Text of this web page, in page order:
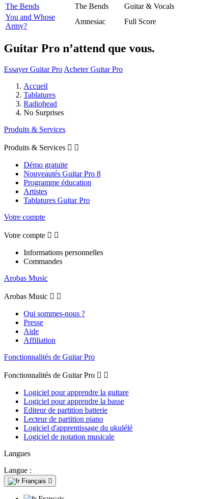
The Bends
The Bends
Guitar & Vocals
You and Whose
Army?
Amnesiac Full Score
Guitar Pro n’attend que vous.
Essayer Guitar Pro Acheter Guitar Pro
Accueil
Tablatures
Radiohead
No Surprises
Produits & Services
Produits & Services  
Démo gratuite
Nouveautés Guitar Pro 8
Programme éducation
Artistes
Tablatures Guitar Pro
Votre compte
Votre compte  
Informations personnelles
Commandes
Arobas Music
Arobas Music  
Qui sommes-nous ?
Presse
Aide
Affiliation
Fonctionnalités de Guitar Pro
Fonctionnalités de Guitar Pro  
Logiciel pour apprendre la guitare
Logiciel pour apprendre la basse
Editeur de partition batterie
Lecteur de partition piano
Logiciel d'apprentissage du ukulélé
Logiciel de notation musicale
Langues
Langue :
Français 